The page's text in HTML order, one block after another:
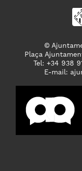
©
Plaça
Tel: +34 938
E-mail: